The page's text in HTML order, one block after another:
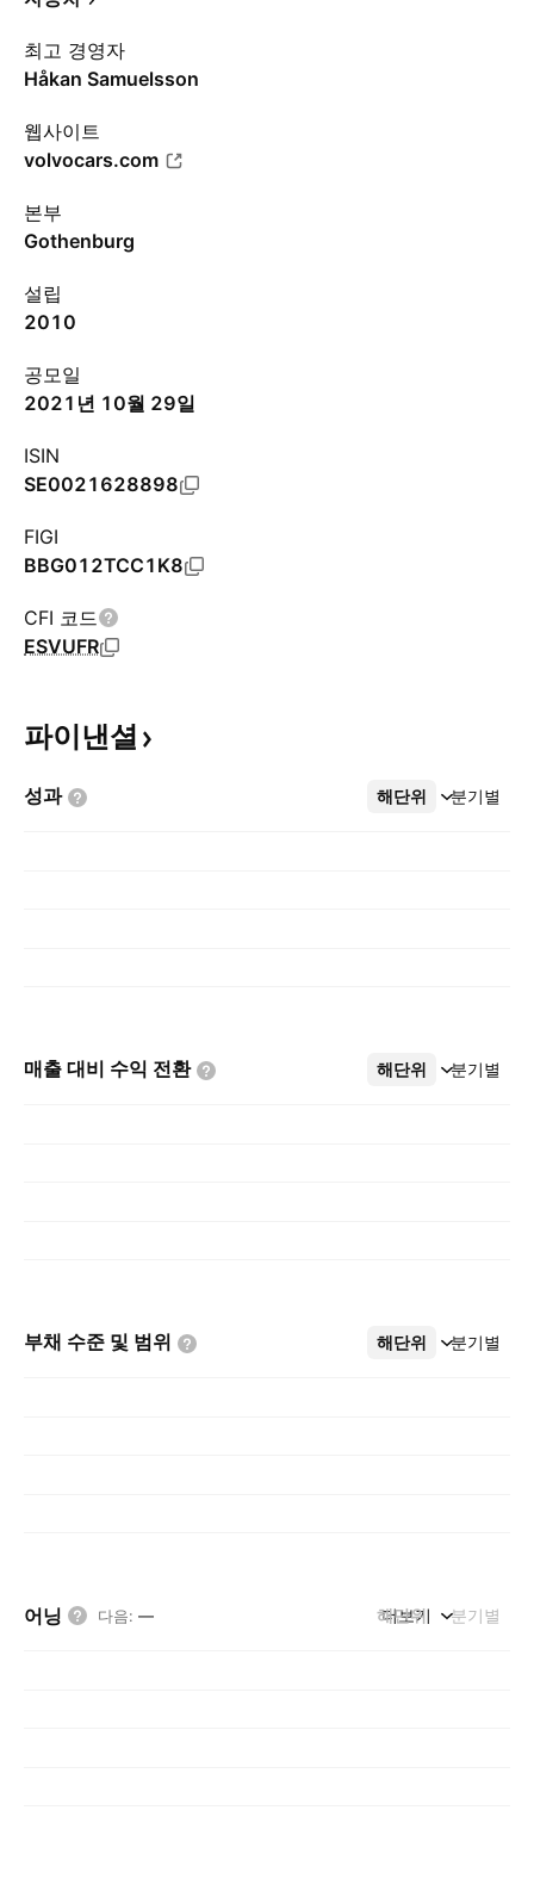
최고 경영자
Håkan Samuelsson
웹사이트
volvocars.com
본부
Gothenburg
설립
2010
공모일
2021년 10월 29일
ISIN
SE0021628898
FIGI
BBG012TCC1K8
CFI 코드
ESVUFR
파이낸셜
성과 해단위 분기별
더보기
매출 대비 수익 전환 해단위 분기별
더보기
부채 수준 및 범위 해단위 분기별
더보기
어닝 다음: — 해단위 분기별
더보기